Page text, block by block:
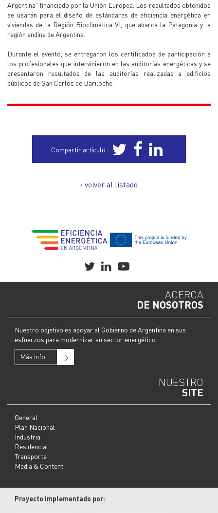
Argentina” financiado por la Unión Europea. Los resultados obtenidos
se usarán para el diseño de estándares de eficiencia energética en
viviendas de la Región Bioclimática VI, que abarca la Patagonia y la
región andina de Argentina.
Durante el evento, se entregaron los certificados de participación a
los profesionales que intervinieron en las auditorías energéticas y se
presentaron resultados de las auditorías realizadas a edificios
públicos de San Carlos de Bariloche.
Compartir artículo
‹ volver al listado
ACERCA
DE NOSOTROS
Nuestro objetivo es apoyar al Gobierno de Argentina en sus
esfuerzos para modernizar su sector energético.
Más info
→
NUESTRO
SITE
General
Plan Nacional
Industria
Residencial
Transporte
Media & Content
Proyecto implementado por: